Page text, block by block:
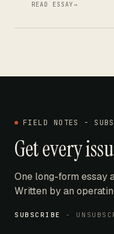
READ ESSAY→
FIELD NOTES -
Get every
One long-form essay
Written by an
SUBSCRIBE -